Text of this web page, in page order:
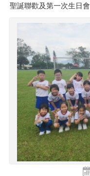
聖誕聯歡及第一次生日會